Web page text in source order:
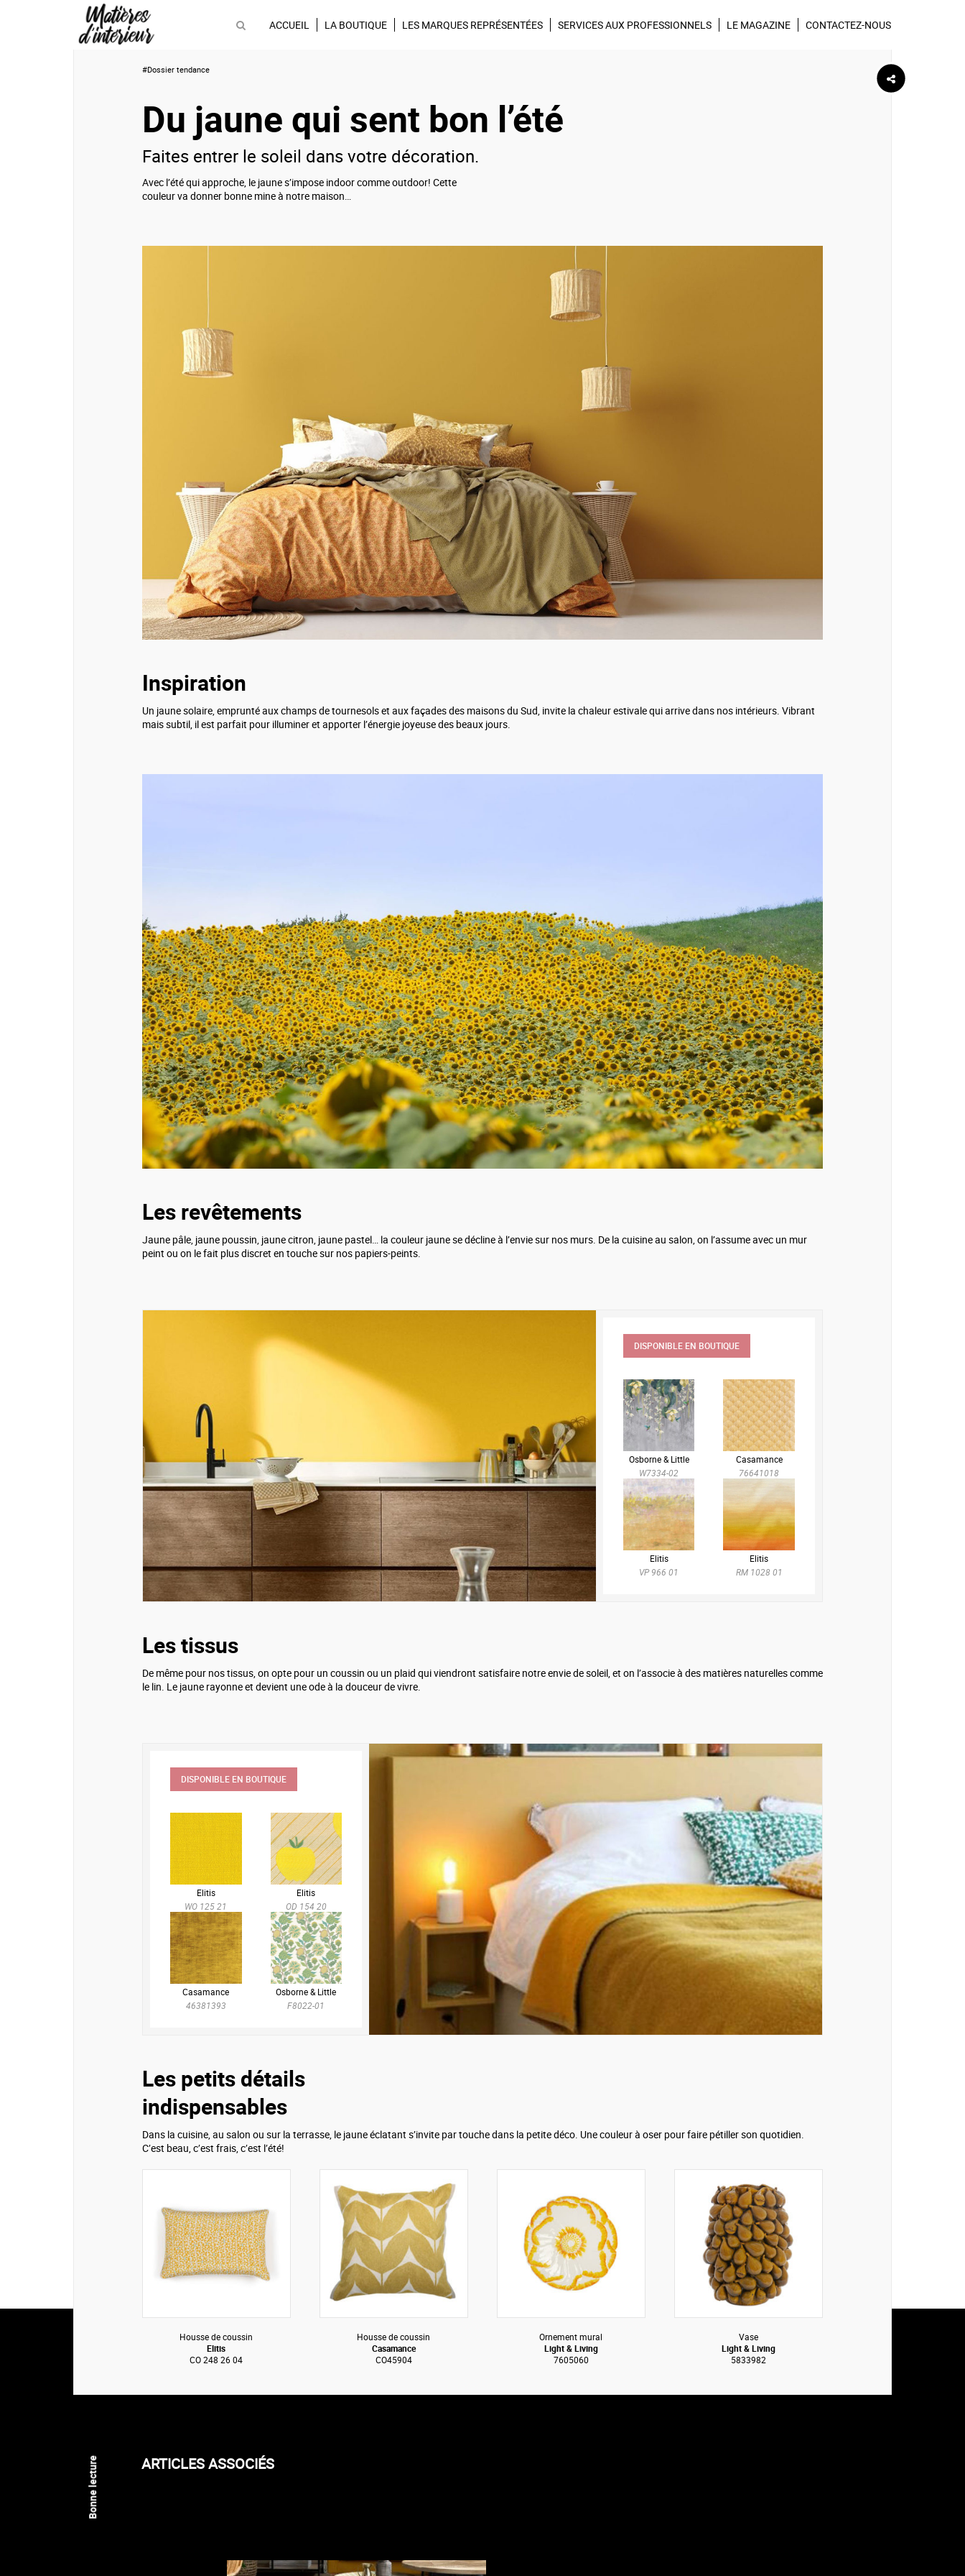
ACCUEIL LA BOUTIQUE LES MARQUES REPRÉSENTÉES SERVICES AUX PROFESSIONNELS LE MAGAZINE CONTACTEZ-NOUS
#Dossier tendance
Du jaune qui sent bon l’été
Faites entrer le soleil dans votre décoration.
Avec l’été qui approche, le jaune s’impose indoor comme outdoor! Cette
couleur va donner bonne mine à notre maison…
Inspiration
Un jaune solaire, emprunté aux champs de tournesols et aux façades des maisons du Sud, invite la chaleur estivale qui arrive dans nos intérieurs. Vibrant
mais subtil, il est parfait pour illuminer et apporter l’énergie joyeuse des beaux jours.
Les revêtements
Jaune pâle, jaune poussin, jaune citron, jaune pastel… la couleur jaune se décline à l’envie sur nos murs. De la cuisine au salon, on l’assume avec un mur
peint ou on le fait plus discret en touche sur nos papiers-peints.
DISPONIBLE EN BOUTIQUE
Osborne & Little
W7334-02
Casamance
76641018
Elitis
VP 966 01
Elitis
RM 1028 01
Les tissus
De même pour nos tissus, on opte pour un coussin ou un plaid qui viendront satisfaire notre envie de soleil, et on l’associe à des matières naturelles comme
le lin. Le jaune rayonne et devient une ode à la douceur de vivre.
DISPONIBLE EN BOUTIQUE
Elitis
WO 125 21
Elitis
OD 154 20
Casamance
46381393
Osborne & Little
F8022-01
Les petits détails
indispensables
Dans la cuisine, au salon ou sur la terrasse, le jaune éclatant s’invite par touche dans la petite déco. Une couleur à oser pour faire pétiller son quotidien.
C’est beau, c’est frais, c’est l’été!
Housse de coussin
Elitis
CO 248 26 04
Housse de coussin
Casamance
CO45904
Ornement mural
Light & Living
7605060
Vase
Light & Living
5833982
Bonne lecture ARTICLES ASSOCIÉS